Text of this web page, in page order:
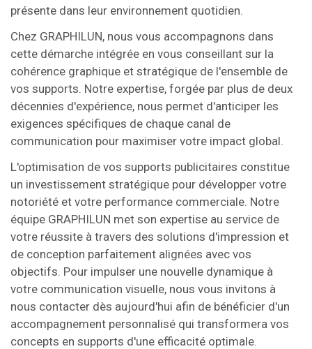
présente dans leur environnement quotidien.
Chez GRAPHILUN, nous vous accompagnons dans
cette démarche intégrée en vous conseillant sur la
cohérence graphique et stratégique de l'ensemble de
vos supports. Notre expertise, forgée par plus de deux
décennies d'expérience, nous permet d'anticiper les
exigences spécifiques de chaque canal de
communication pour maximiser votre impact global.
L'optimisation de vos supports publicitaires constitue
un investissement stratégique pour développer votre
notoriété et votre performance commerciale. Notre
équipe GRAPHILUN met son expertise au service de
votre réussite à travers des solutions d'impression et
de conception parfaitement alignées avec vos
objectifs. Pour impulser une nouvelle dynamique à
votre communication visuelle, nous vous invitons à
nous contacter dès aujourd'hui afin de bénéficier d'un
accompagnement personnalisé qui transformera vos
concepts en supports d'une efficacité optimale.